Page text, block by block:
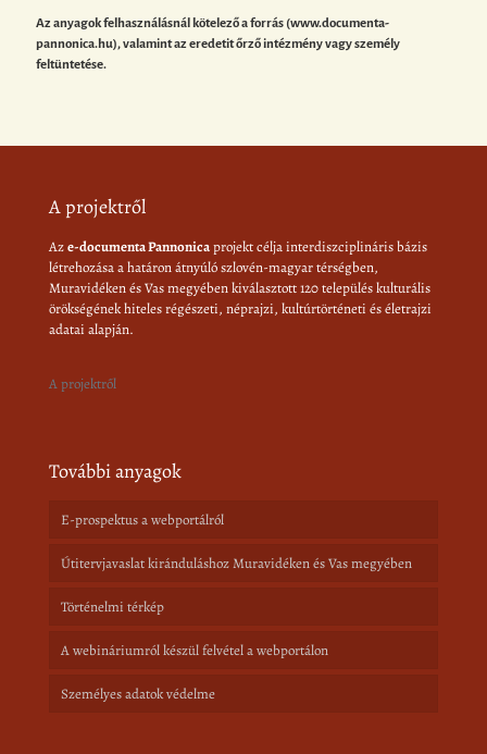
Az anyagok felhasználásnál kötelező a forrás (www.documenta-
pannonica.hu), valamint az eredetit őrző intézmény vagy személy
feltüntetése.
A projektről
Aze-documenta Pannonicaprojekt célja interdiszciplináris bázis
létrehozása a határon átnyúló szlovén-magyar térségben,
Muravidéken és Vas megyében kiválasztott 120 település kulturális
örökségének hiteles régészeti, néprajzi, kultúrtörténeti és életrajzi
adatai alapján.
A projektről
További anyagok
E-prospektus a webportálról
Útitervjavaslat kiránduláshoz Muravidéken és Vas megyében
Történelmi térkép
A webináriumról készül felvétel a webportálon
Személyes adatok védelme